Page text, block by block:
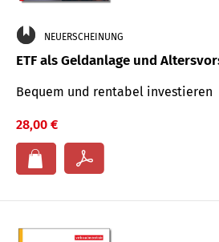
NEUERSCHEINUNG
ETF als Geldanlage und
Bequem und rentabel investieren
28,00 €